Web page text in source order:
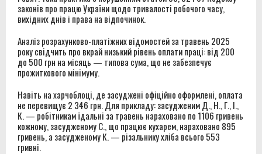
законів про працю України щодо тривалості робочого часу,
вихідних днів і права на відпочинок.
Аналіз розрахунково-платіжних відомостей за травень 2025
року свідчить про вкрай низький рівень оплати праці: від 200
до 500 грн на місяць — типова сума, що не забезпечує
прожиткового мінімуму.
Навіть на харчоблоці, де засуджені офіційно оформлені, оплата
не перевищує 2 346 грн. Для прикладу: засудженим Д., Н., Г., І.,
К. — робітникам їдальні за травень нараховано по 1106 гривень
кожному, засудженому С., що працює кухарем, нараховано 895
гривень, а засудженому К. — різальнику хліба всього 553
гривні.